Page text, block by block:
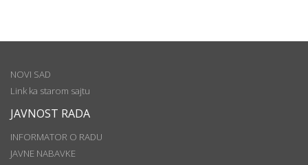
NOVI SAD
Link ka starom sajtu
JAVNOST RADA
INFORMATOR O RADU
JAVNE NABAVKE